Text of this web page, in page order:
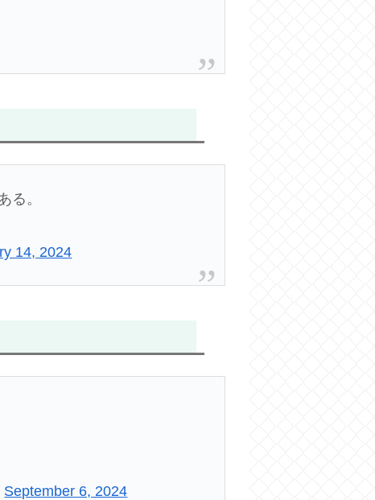
る。
14, 2024
September 6, 2024